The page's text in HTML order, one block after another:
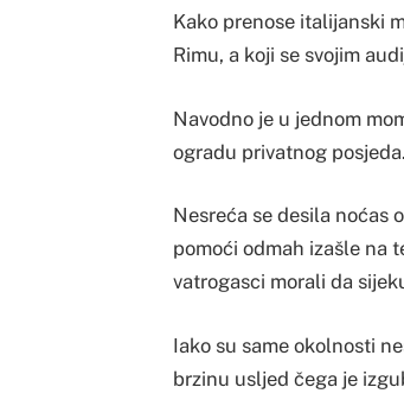
Kako prenose italijanski
Rimu, a koji se svojim
Navodno je u jednom
ogradu privatnog posjeda.
Nesreća se desila noćas
pomoći odmah izašle na
vatrogasci morali da
Iako su same okolnosti
brzinu usljed čega je